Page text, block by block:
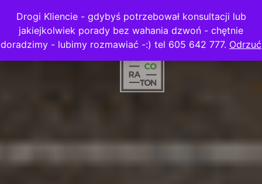
Drogi Kliencie - gdybyś potrzebował konsultacji lub
jakiejkolwiek porady bez wahania dzwoń - chętnie
doradzimy - lubimy rozmawiać -:) tel 605 642 777. Odrzuć